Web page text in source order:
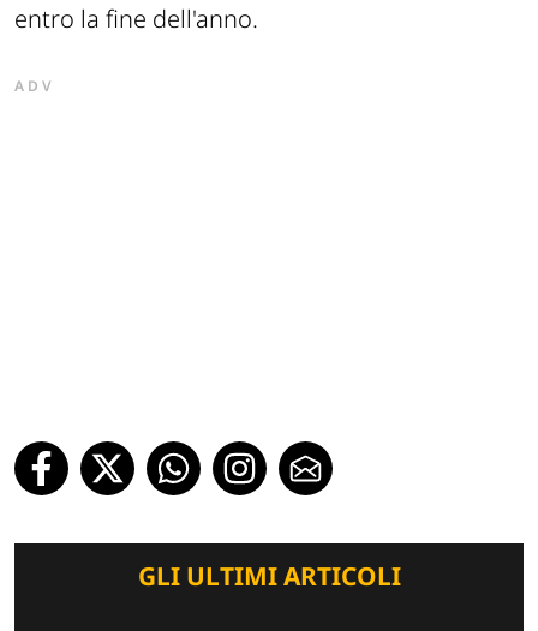
entro la fine dell'anno.
ADV
GLI ULTIMI ARTICOLI